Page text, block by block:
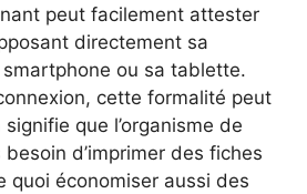
peut facilement attester
directement sa
ou sa tablette.
cette formalité peut
que l’organisme de
besoin d’imprimer des fiches
quoi économiser aussi des